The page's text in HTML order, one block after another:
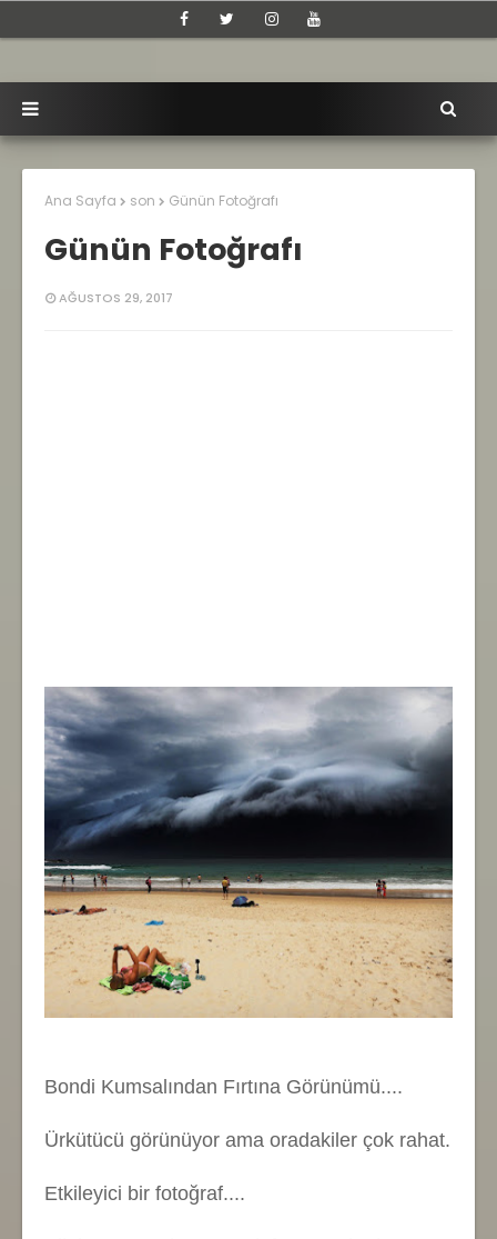
Ana Sayfa son Günün Fotoğrafı
Günün Fotoğrafı
AĞUSTOS 29, 2017
Bondi Kumsalından Fırtına Görünümü....
Ürkütücü görünüyor ama oradakiler çok rahat.
Etkileyici bir fotoğraf....